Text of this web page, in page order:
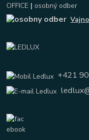
OFFICE | osobný odber
+421